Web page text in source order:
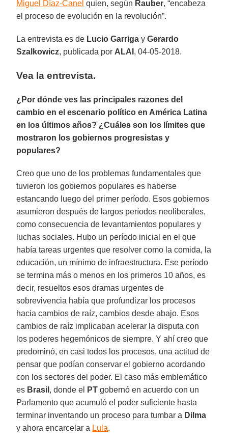
Miguel Díaz-Canel quien, según Rauber, “encabeza
el proceso de evolución en la revolución”.
La entrevista es de Lucio Garriga yGerardo
Szalkowicz, publicada por ALAI , 04-05-2018.
Vea la entrevista.
¿Por dónde ves las principales razones del
cambio en el escenario político en América Latina
en los últimos años? ¿Cuáles son los límites que
mostraron los gobiernos progresistas y
populares?
Creo que uno de los problemas fundamentales que
tuvieron los gobiernos populares es haberse
estancando luego del primer período. Esos gobiernos
asumieron después de largos períodos neoliberales,
como consecuencia de levantamientos populares y
luchas sociales. Hubo un período inicial en el que
había tareas urgentes que resolver como la comida, la
educación, un mínimo de infraestructura. Ese período
se termina más o menos en los primeros 10 años, es
decir, resueltos esos dramas urgentes de
sobrevivencia había que profundizar los procesos
hacia cambios de raíz, cambios desde abajo. Esos
cambios de raíz implicaban acelerar la disputa con
los poderes hegemónicos de siempre. Y ahí creo que
predominó, en casi todos los procesos, una actitud de
pensar que podían conservar el gobierno acordando
con los sectores del poder. El caso más emblemático
es Brasil , donde el PT gobernó en acuerdo con un
Parlamento que acumuló el poder suficiente hasta
terminar inventando un proceso para tumbar a Dilma
y ahora encarcelar a Lula.